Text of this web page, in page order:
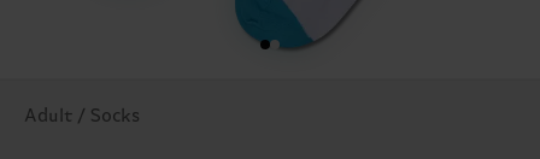
Adult / Socks